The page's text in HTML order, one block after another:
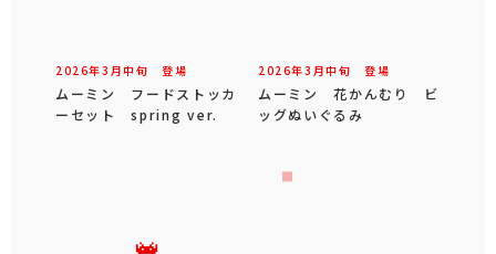
2026年3 月中旬 登場
ムーミン フードストッカ
ーセット spring ver.
2026年3 月中旬 登場
ムーミン 花かんむり ビ
ッグぬいぐるみ